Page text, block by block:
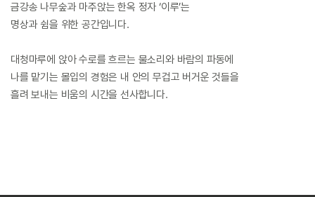
금강송 나무숲과 마주앉는 한옥 정자 ‘이루’는
명상과 쉼을 위한 공간입니다.
대청마루에 앉아 수로를 흐르는 물소리와 바람의 파동에
나를 맡기는 몰입의 경험은 내 안의 무겁고 버거운 것들을
흘려 보내는 비움의 시간을 선사합니다.